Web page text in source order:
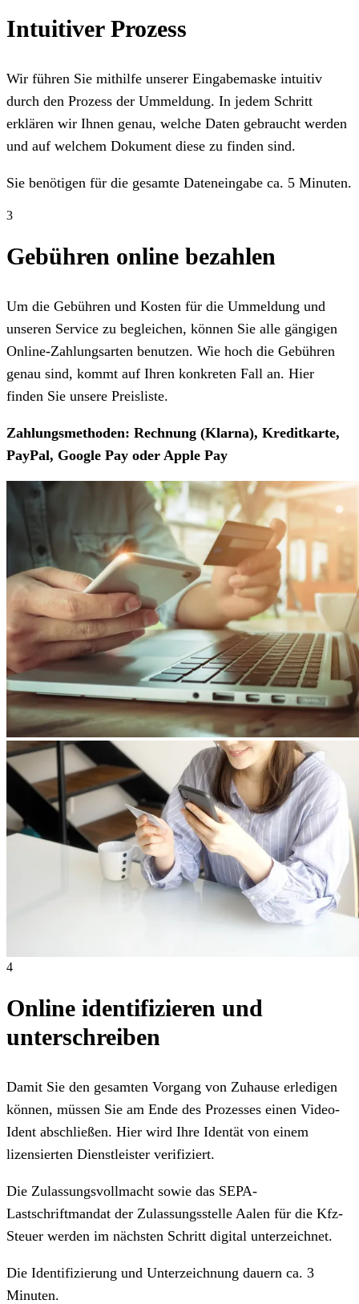
Intuitiver Prozess
Wir führen Sie mithilfe unserer Eingabemaske intuitiv
durch den Prozess der Ummeldung. In jedem Schritt
erklären wir Ihnen genau, welche Daten gebraucht werden
und auf welchem Dokument diese zu finden sind.
Sie benötigen für die gesamte Dateneingabe ca. 5 Minuten.
3
Gebühren online bezahlen
Um die Gebühren und Kosten für die Ummeldung und
unseren Service zu begleichen, können Sie alle gängigen
Online-Zahlungsarten benutzen. Wie hoch die Gebühren
genau sind, kommt auf Ihren konkreten Fall an. Hier
finden Sie unsere Preisliste.
Zahlungsmethoden: Rechnung (Klarna), Kreditkarte,
PayPal, Google Pay oder Apple Pay
4
Online identifizieren und
unterschreiben
Damit Sie den gesamten Vorgang von Zuhause erledigen
können, müssen Sie am Ende des Prozesses einen Video-
Ident abschließen. Hier wird Ihre Identät von einem
lizensierten Dienstleister verifiziert.
Die Zulassungsvollmacht sowie das SEPA-
Lastschriftmandat der Zulassungsstelle Aalen für die Kfz-
Steuer werden im nächsten Schritt digital unterzeichnet.
Die Identifizierung und Unterzeichnung dauern ca. 3
Minuten.